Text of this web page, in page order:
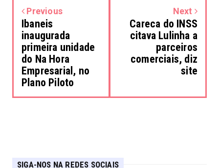
Previous
Ibaneis
inaugurada
primeira unidade
do Na Hora
Empresarial, no
Plano Piloto
Next
Careca do INSS
citava Lulinha a
parceiros
comerciais, diz
site
SIGA-NOS NA REDES SOCIAIS